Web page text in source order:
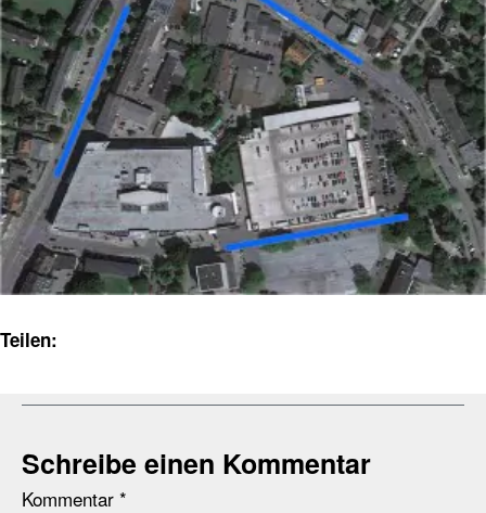
Teilen:
Schreibe einen Kommentar
Kommentar *